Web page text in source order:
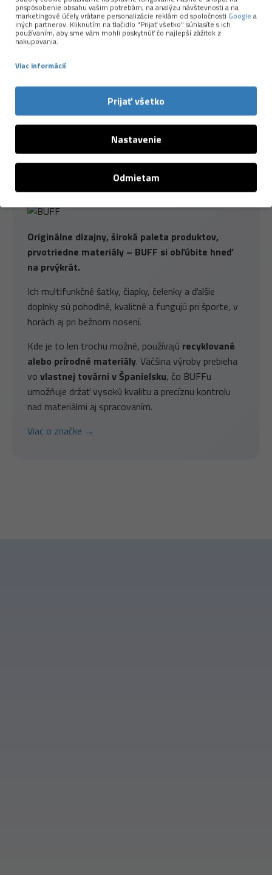
Originálne dizajny, široká paleta produktov,
prvotriedne materiály – BUFF si obľúbite hneď
na prvýkrát.
Ich multifunkčné šatky, čiapky, čelenky a ďalšie
doplnky sú pohodlné, kvalitné a fungujú pri športe, v
horách aj pri bežnom nosení.
Kde je to len trochu možné, používajú recyklované
alebo prírodné materiály. Väčšina výroby prebieha
vo vlastnej továrni v Španielsku, čo BUFFu
umožňuje držať vysokú kvalitu a precíznu kontrolu
nad materiálmi aj spracovaním.
Viac o značke →
Ultrastretchtechnológia:šatka je
„naťahovacia“ do všetkých strán, vďaka čomu sa
veľmi príjemne nosí.
materiálov
Žiadne švy.
Univerzálna veľkosť. Šatka dobre sadne
takmer väčšine dospelých.
Vyrobené v Španielsku
prispôsobenie obsahu vašim potrebám, na analýzu návštevnosti a na
marketingové účely vrátane personalizácie reklám od spoločnosti Google a
iných partnerov. Kliknutím na tlačidlo "Prijať všetko" súhlasíte s ich
používaním, aby sme vám mohli poskytnúť čo najlepší zážitok z
nakupovania.
Viac informácií
Prijať všetko
Nastavenie
Odmietam